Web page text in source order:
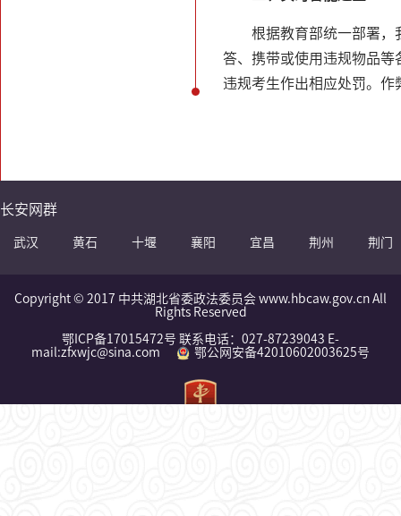
根据教育部统一部署，
答、携带或使用违规物品
违规考生作出相应处罚。
长安网群
武汉 黄石 十堰 襄阳 宜昌 荆州 荆门
Copyright © 2017 中共湖北省委政法委员会 www.hbcaw.gov.cn All
Rights Reserved
鄂ICP备17015472号 联系电话：027-87239043 E-
mail:zfxwjc@sina.com
鄂公网安备42010602003625号